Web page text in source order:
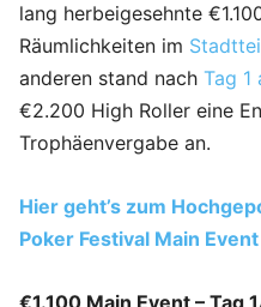
lang herbeigesehnte
Räumlichkeiten im
anderen stand nach Tag 1
€2.200 High Roller eine
Trophäenvergabe an.
Hier geht’s zum
Poker Festival Main Event